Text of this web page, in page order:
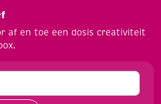
af en toe een dosis creativiteit